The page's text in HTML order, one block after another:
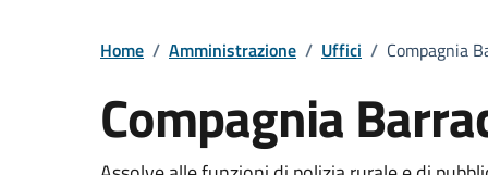
Home / Amministrazione / Uffici / Compagnia
Compagnia